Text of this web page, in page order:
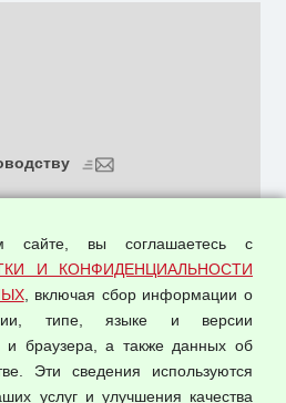
персональных данных
сайте, вы соглашаетесь с
И КОНФИДЕНЦИАЛЬНОСТИ
, включая сбор информации о
типе, языке и версии
и браузера, а также данных об
Эти сведения используются
услуг и улучшения качества